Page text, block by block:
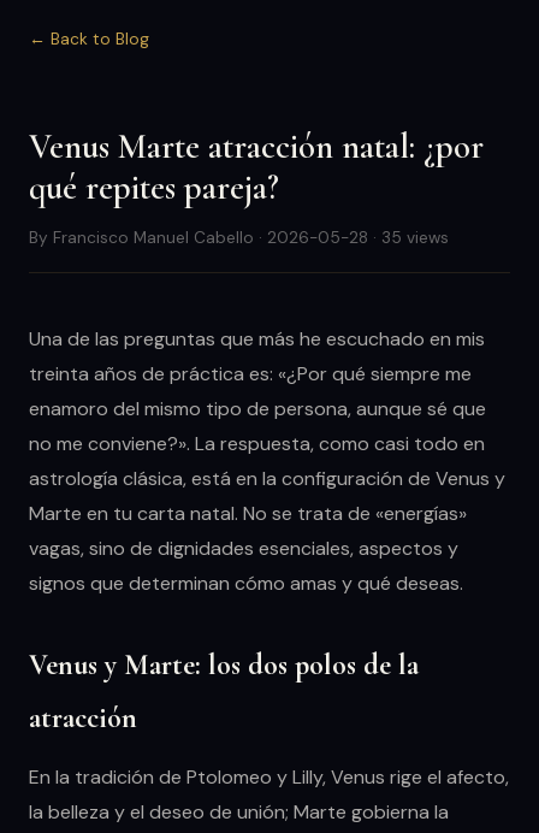
← Back to Blog
Venus Marte atracción natal: ¿por
qué repites pareja?
By Francisco Manuel Cabello · 2026-05-28 · 35 views
Una de las preguntas que más he escuchado en mis
treinta años de práctica es: «¿Por qué siempre me
enamoro del mismo tipo de persona, aunque sé que
no me conviene?». La respuesta, como casi todo en
astrología clásica, está en la configuración de Venus y
Marte en tu carta natal. No se trata de «energías»
vagas, sino de dignidades esenciales, aspectos y
signos que determinan cómo amas y qué deseas.
Venus y Marte: los dos polos de la
atracción
En la tradición de Ptolomeo y Lilly, Venus rige el afecto,
la belleza y el deseo de unión; Marte gobierna la